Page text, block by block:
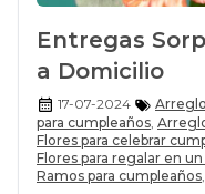
Entregas
a Domicilio
17-07-2024
para cumpleaños,
Flores para celebrar
Flores para regalar en
Ramos para cumpleaños,